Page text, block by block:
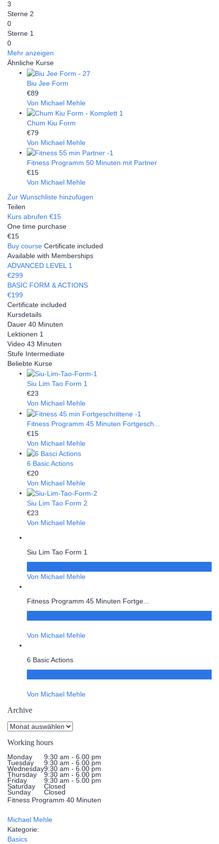
3
Sterne 2
0
Sterne 1
0
Mehr anzeigen
Ähnliche Kurse
Biu Jee Form
€89
Von Michael Mehle
Chum Kiu Form
€79
Von Michael Mehle
Fitness Programm 50 Minuten mit Partner
€15
Von Michael Mehle
Zur Wunschliste hinzufügen
Teilen
Kurs abrufen €15
One time purchase
€15
Buy course Certificate included
Available with Memberships
ADVANCED LEVEL 1
€299
BASIC FORM & ACTIONS
€199
Certificate included
Kursdetails
Dauer 40 Minuten
Lektionen 1
Video 43 Minuten
Stufe Intermediate
Beliebte Kurse
Siu Lim Tao Form 1
€23
Von Michael Mehle
Fitness Programm 45 Minuten Fortgesch...
€15
Von Michael Mehle
6 Basic Actions
€20
Von Michael Mehle
Siu Lim Tao Form 2
€23
Von Michael Mehle
Siu Lim Tao Form 1
Von Michael Mehle
Fitness Programm 45 Minuten Fortge...
Von Michael Mehle
6 Basic Actions
Von Michael Mehle
Archive
Working hours
Monday 9:30 am - 6.00 pm
Tuesday 9:30 am - 6.00 pm
Wednesday9:30 am - 6.00 pm
Thursday 9:30 am - 6.00 pm
Friday 9:30 am - 5.00 pm
Saturday Closed
Sunday
Closed
Fitness Programm 40 Minuten
Michael Mehle
Kategorie:
Basics